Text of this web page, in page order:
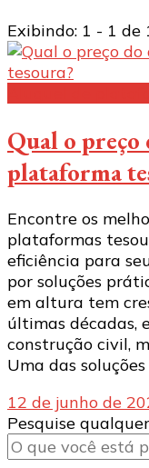
Exibindo: 1 - 1 de
Qual o preço
plataforma
Encontre os
plataformas
eficiência para
por soluções
em altura tem
últimas décadas,
construção civil,
Uma das
12 de junho de
Procurando
algo?
Pesquise